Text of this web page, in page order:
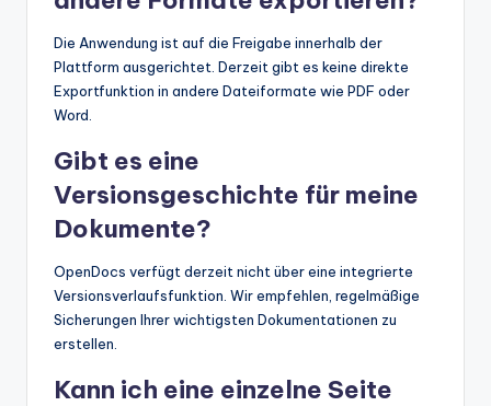
Die Anwendung ist auf die Freigabe innerhalb der
Plattform ausgerichtet. Derzeit gibt es keine direkte
Exportfunktion in andere Dateiformate wie PDF oder
Word.
Gibt es eine
Versionsgeschichte für meine
Dokumente?
OpenDocs verfügt derzeit nicht über eine integrierte
Versionsverlaufsfunktion. Wir empfehlen, regelmäßige
Sicherungen Ihrer wichtigsten Dokumentationen zu
erstellen.
Kann ich eine einzelne Seite